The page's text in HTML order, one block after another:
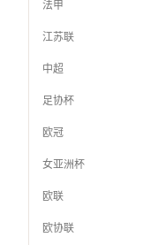
法甲
江苏联
中超
足协杯
欧冠
女亚洲杯
欧联
欧协联